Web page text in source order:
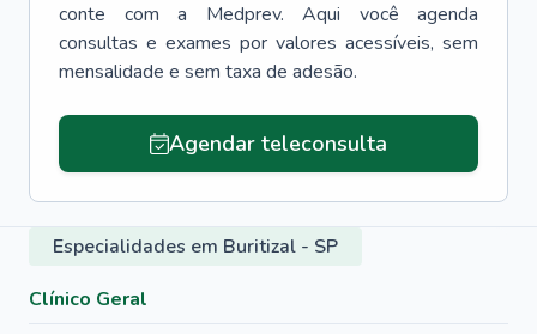
conte com a Medprev. Aqui você agenda
consultas e exames por valores acessíveis, sem
mensalidade e sem taxa de adesão.
Agendar teleconsulta
Especialidades em Buritizal - SP
Clínico Geral